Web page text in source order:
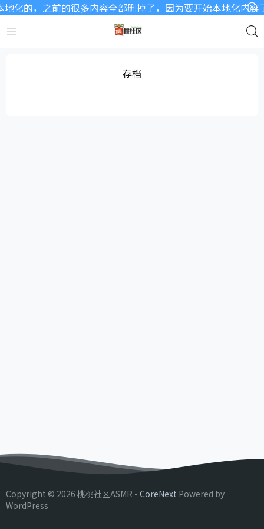
化的，之前的很多内容全部删掉了，因为要开始本地化内
存档
Copyright © 2026 桃桃社区ASMR - CoreNext Powered by
WordPress